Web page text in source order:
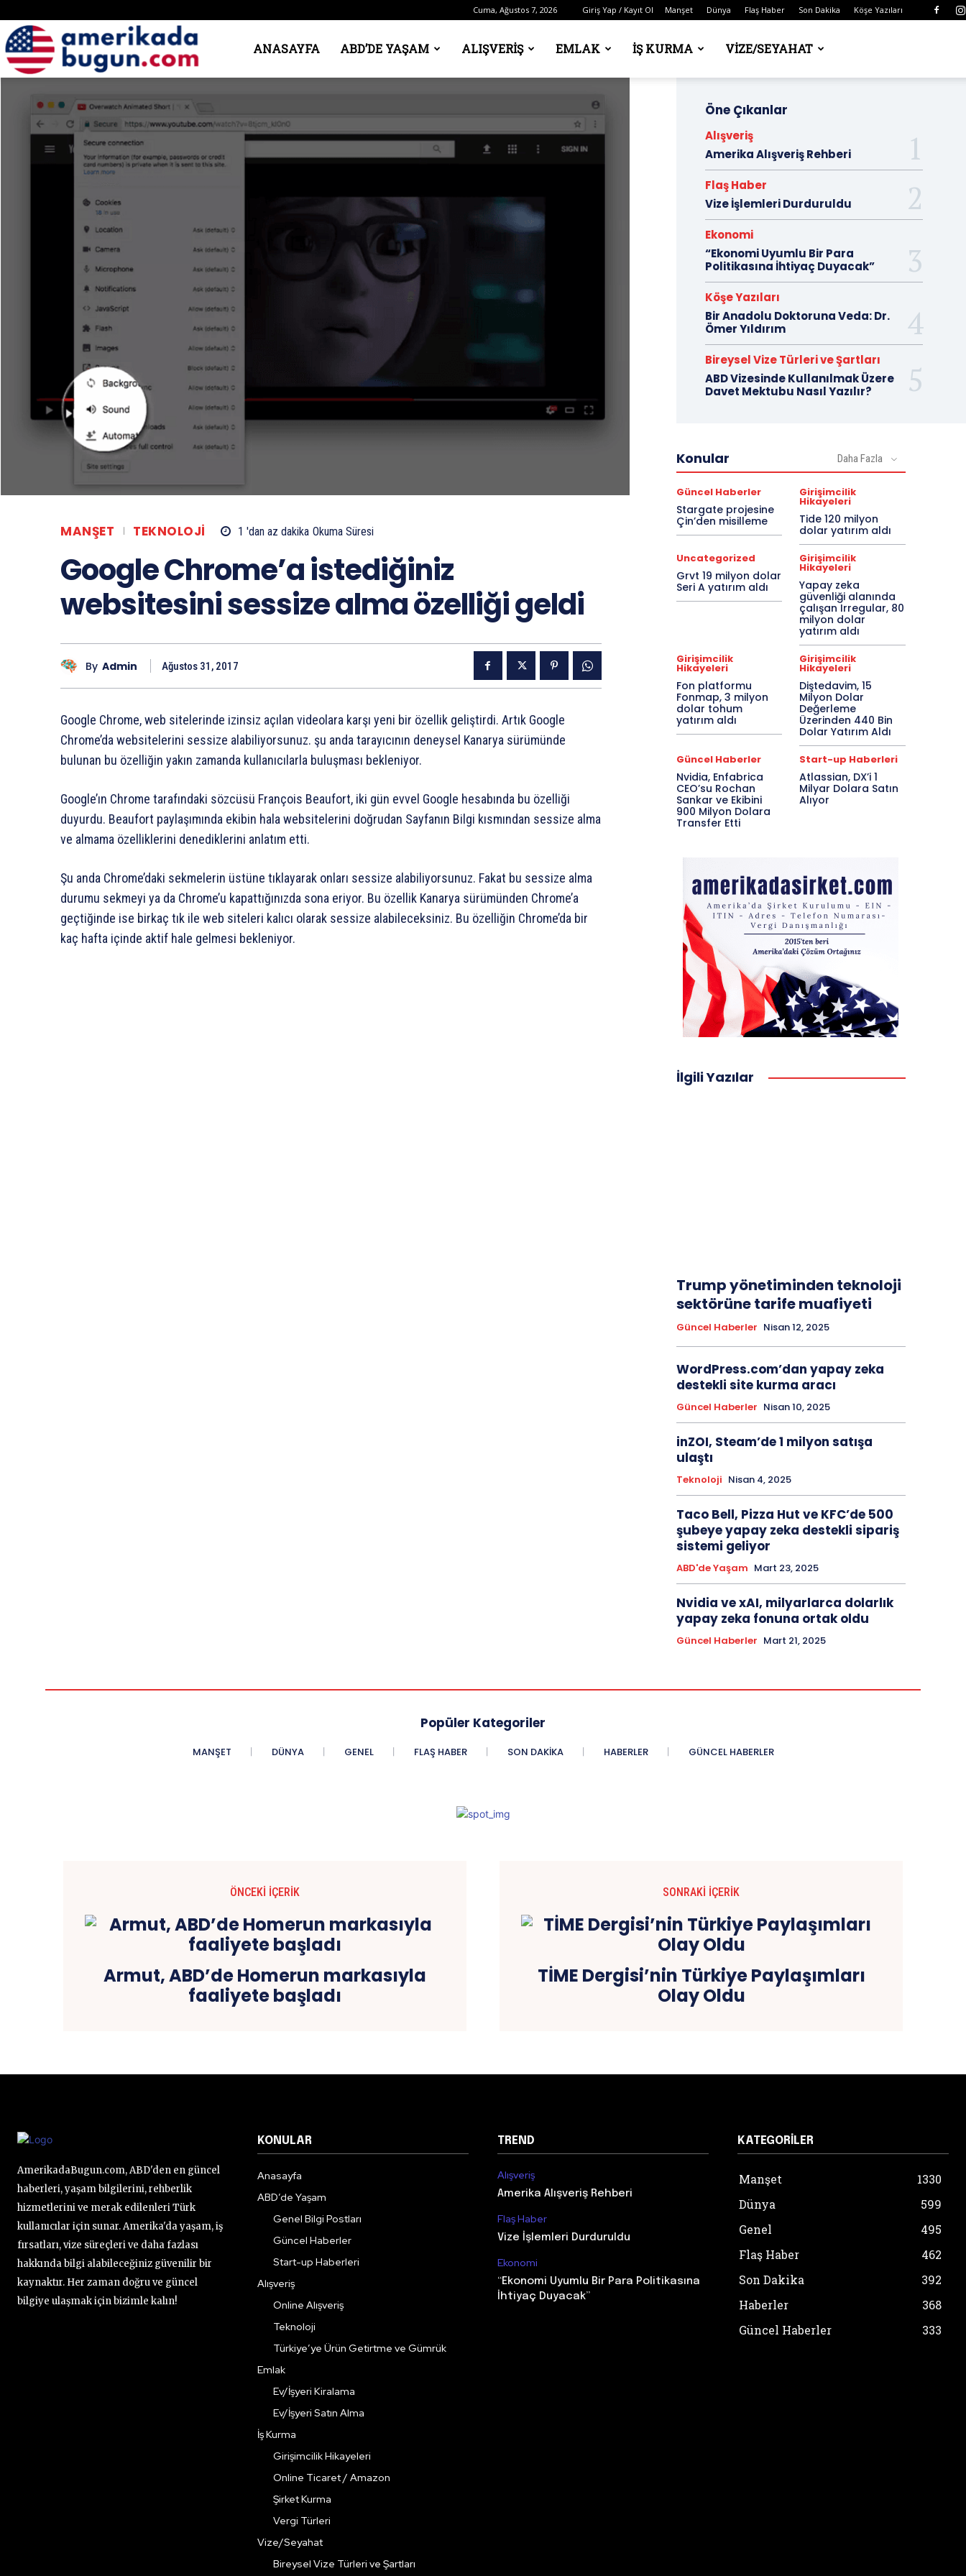
Cuma, Ağustos 7, 2026 Giriş Yap / Kayıt Ol Manşet Dünya Flaş Haber Son Dakika Köşe Yazıları
Amerika’daANASAYFA ABD’DE YAŞAM ALIŞVERIŞ EMLAK İŞ KURMA VIZE/SEYAHAT
MANŞET TEKNOLOJI 1 'dan az dakika Okuma Süresi
Google Chrome’a istediğiniz
websitesini sessize alma özelliği geldi
By Admin Ağustos 31, 2017
Google Chrome, web sitelerinde izinsiz açılan videolara karşı yeni bir özellik geliştirdi. Artık Google
Chrome’da websitelerini sessize alabiliyorsunuz. şu anda tarayıcının deneysel Kanarya sürümünde
bulunan bu özelliğin yakın zamanda kullanıcılarla buluşması bekleniyor.
Google’ın Chrome tarafındaki sözcüsü François Beaufort, iki gün evvel Google hesabında bu özelliği
duyurdu. Beaufort paylaşımında ekibin hala websitelerini doğrudan Sayfanın Bilgi kısmından sessize alma
ve almama özelliklerini denediklerini anlatım etti.
Şu anda Chrome’daki sekmelerin üstüne tıklayarak onları sessize alabiliyorsunuz. Fakat bu sessize alma
durumu sekmeyi ya da Chrome’u kapattığınızda sona eriyor. Bu özellik Kanarya sürümünden Chrome’a
geçtiğinde ise birkaç tık ile web siteleri kalıcı olarak sessize alabileceksiniz. Bu özelliğin Chrome’da bir
kaç hafta içinde aktif hale gelmesi bekleniyor.
Öne Çıkanlar
Alışveriş
Amerika Alışveriş Rehberi
Flaş Haber
Vize İşlemleri Durduruldu
Ekonomi
“Ekonomi Uyumlu Bir Para
Politikasına İhtiyaç Duyacak”
Köşe Yazıları
Bir Anadolu Doktoruna Veda: Dr.
Ömer Yıldırım
Bireysel Vize Türleri ve Şartları
ABD Vizesinde Kullanılmak Üzere
Davet Mektubu Nasıl Yazılır?
Konular Daha Fazla
Güncel Haberler
Stargate projesine
Çin’den misilleme
Girişimcilik
Hikayeleri
Tide 120 milyon
dolar yatırım aldı
Uncategorized
Grvt 19 milyon dolar
Seri A yatırım aldı
Girişimcilik
Hikayeleri
Yapay zeka
güvenliği alanında
çalışan Irregular, 80
milyon dolar
yatırım aldı
Girişimcilik
Hikayeleri
Fon platformu
Fonmap, 3 milyon
dolar tohum
yatırım aldı
Girişimcilik
Hikayeleri
Diştedavim, 15
Milyon Dolar
Değerleme
Üzerinden 440 Bin
Dolar Yatırım Aldı
Güncel Haberler
Nvidia, Enfabrica
CEO’su Rochan
Sankar ve Ekibini
900 Milyon Dolara
Transfer Etti
Start-up Haberleri
Atlassian, DX’i 1
Milyar Dolara Satın
Alıyor
İlgili Yazılar
Trump yönetiminden teknoloji
sektörüne tarife muafiyeti
Güncel Haberler Nisan 12, 2025
WordPress.com’dan yapay zeka
destekli site kurma aracı
Güncel Haberler Nisan 10, 2025
inZOI, Steam’de 1 milyon satışa
ulaştı
Teknoloji Nisan 4, 2025
Taco Bell, Pizza Hut ve KFC’de 500
şubeye yapay zeka destekli sipariş
sistemi geliyor
ABD'de Yaşam Mart 23, 2025
Nvidia ve xAI, milyarlarca dolarlık
yapay zeka fonuna ortak oldu
Güncel Haberler Mart 21, 2025
Popüler Kategoriler
MANŞET DÜNYA GENEL FLAŞ HABER SON DAKIKA HABERLER GÜNCEL HABERLER
ÖNCEKI İÇERIK
Armut, ABD’de Homerun markasıyla
faaliyete başladı
SONRAKI İÇERIK
TİME Dergisi’nin Türkiye Paylaşımları
Olay Oldu
AmerikadaBugun.com, ABD'den en güncel
haberleri, yaşam bilgilerini, rehberlik
hizmetlerini ve merak edilenleri Türk
kullanıcılar için sunar. Amerika'da yaşam, iş
fırsatları, vize süreçleri ve daha fazlası
hakkında bilgi alabileceğiniz güvenilir bir
kaynaktır. Her zaman doğru ve güncel
bilgiye ulaşmak için bizimle kalın!
KONULAR
Anasayfa
ABD’de Yaşam
Genel Bilgi Postları
Güncel Haberler
Start-up Haberleri
Alışveriş
Online Alışveriş
Teknoloji
Türkiye’ye Ürün Getirtme ve Gümrük
Emlak
Ev/İşyeri Kiralama
Ev/İşyeri Satın Alma
İş Kurma
Girişimcilik Hikayeleri
Online Ticaret / Amazon
Şirket Kurma
Vergi Türleri
Vize/Seyahat
Bireysel Vize Türleri ve Şartları
TREND
Alışveriş
Amerika Alışveriş Rehberi
Flaş Haber
Vize İşlemleri Durduruldu
Ekonomi
“Ekonomi Uyumlu Bir Para Politikasına
İhtiyaç Duyacak”
KATEGORILER
Manşet
1330
Dünya
599
Genel
495
Flaş Haber
462
Son Dakika
392
Haberler
368
Güncel Haberler
333